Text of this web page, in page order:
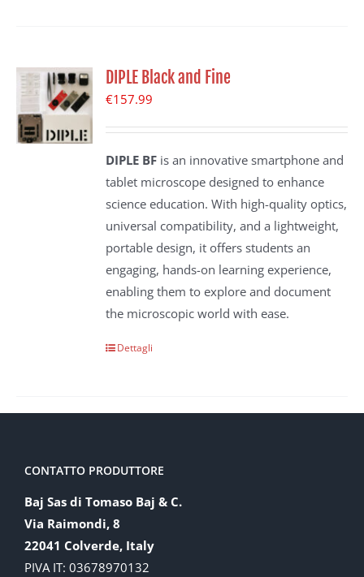
DIPLE Black and Fine
€157.99
DIPLE BF is an innovative smartphone and
tablet microscope designed to enhance
science education. With high-quality optics,
universal compatibility, and a lightweight,
portable design, it offers students an
engaging, hands-on learning experience,
enabling them to explore and document
the microscopic world with ease.
Dettagli
CONTATTO PRODUTTORE
Baj Sas di Tomaso Baj & C.
Via Raimondi, 8
22041 Colverde, Italy
PIVA IT: 03678970132